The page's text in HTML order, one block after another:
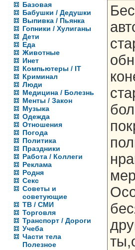
Базовая
Бабушки / Дедушки
Выпивка / Пьянка
Гопники / Хулиганы
Дети
Еда
Животные
Инет
Компьютеры / IT
Криминал
Люди
Медицина / Болезнь
Менты / Закон
Музыка
Одежда
Отношения
Погода
Политика
Праздники
Работа / Коллеги
Реклама
Родня
Секс
Советы и
советующие
ТВ / СМИ
Торговля
Транспорт / Дороги
Учеба
Части тела
Полезное